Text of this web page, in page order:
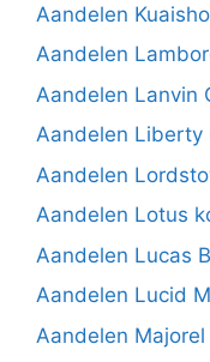
Aandelen
Aandelen
Aandelen Lanvin
Aandelen Liberty
Aandelen
Aandelen Lotus
Aandelen Lucas
Aandelen Lucid
Aandelen Majorel